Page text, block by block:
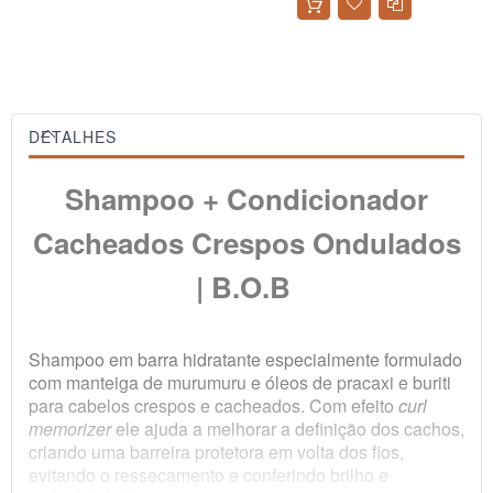
DETALHES
Shampoo + Condicionador
Cacheados Crespos Ondulados
| B.O.B
Shampoo em barra hidratante especialmente formulado
com manteiga de murumuru e óleos de pracaxi e buriti
para cabelos crespos e cacheados. Com efeito curl
memorizerele ajuda a melhorar a definição dos cachos,
criando uma barreira protetora em volta dos fios,
evitando o ressecamento e conferindo brilho e